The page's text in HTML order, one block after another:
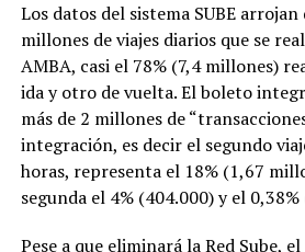
Los datos del sistema SUBE arrojan
millones de viajes diarios que se
AMBA, casi el 78% (7,4 millones)
ida y otro de vuelta. El boleto
más de 2 millones de
integración, es decir el segundo
horas, representa el 18% (1,67
segunda el 4% (404.000) y el
Pese a que eliminará la Red Sube,